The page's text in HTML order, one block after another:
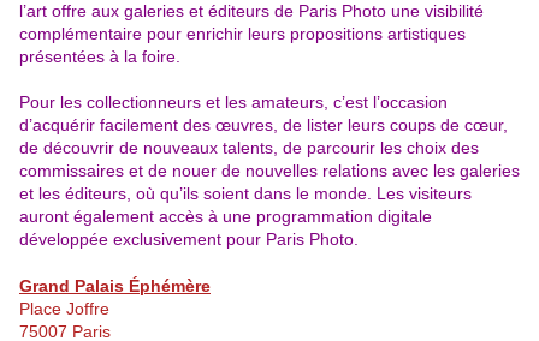
l’art offre aux galeries et éditeurs de Paris Photo une visibilité
complémentaire pour enrichir leurs propositions artistiques
présentées à la foire.
Pour les collectionneurs et les amateurs, c’est l’occasion
d’acquérir facilement des œuvres, de lister leurs coups de cœur,
de découvrir de nouveaux talents, de parcourir les choix des
commissaires et de nouer de nouvelles relations avec les galeries
et les éditeurs, où qu’ils soient dans le monde. Les visiteurs
auront également accès à une programmation digitale
développée exclusivement pour Paris Photo.
Grand Palais Éphémère
Place Joffre
75007 Paris